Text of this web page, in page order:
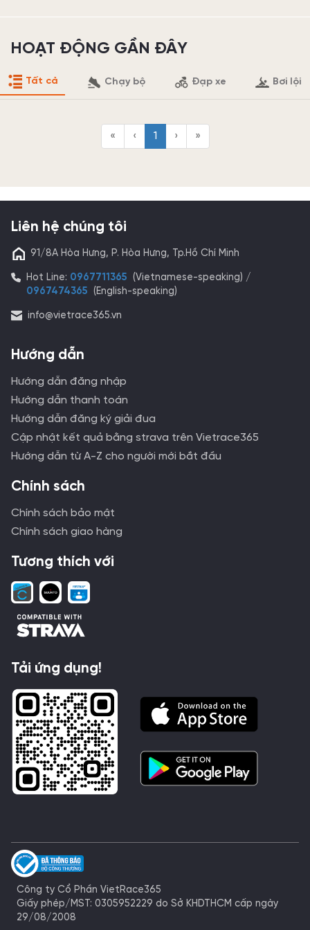
HOẠT ĐỘNG GẦN ĐÂY
Tất cả Chạy bộ Đạp xe Bơi lội
« ‹ 1 › »
Liên hệ chúng tôi
91/8A Hòa Hưng, P. Hòa Hưng, Tp.Hồ Chí Minh
Hot Line: 0967711365 (Vietnamese-speaking) /
0967474365 (English-speaking)
info@vietrace365.vn
Hướng dẫn
Hướng dẫn đăng nhập
Hướng dẫn thanh toán
Hướng dẫn đăng ký giải đua
Cập nhật kết quả bằng strava trên Vietrace365
Hướng dẫn từ A-Z cho người mới bắt đầu
Chính sách
Chính sách bảo mật
Chính sách giao hàng
Tương thích với
Tải ứng dụng!
Công ty Cổ Phần VietRace365
Giấy phép/MST: 0305952229 do Sở KHDTHCM cấp ngày
29/08/2008